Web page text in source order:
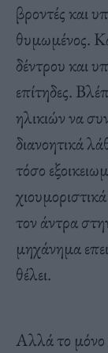
βροντές και
θυμωμένος.
δέντρου και
επίτηδες.
ηλικιών να
διανοητικά
τόσο
τον άντρα
μηχάνημα
θέλει.
Αλλά το